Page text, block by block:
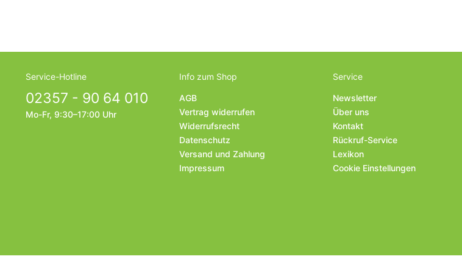
Service-Hotline
02357 - 90 64 010
Mo-Fr, 9:30–17:00 Uhr
Info zum Shop
AGB
Vertrag widerrufen
Widerrufsrecht
Datenschutz
Versand und Zahlung
Impressum
Service
Newsletter
Über uns
Kontakt
Rückruf-Service
Lexikon
Cookie Einstellungen